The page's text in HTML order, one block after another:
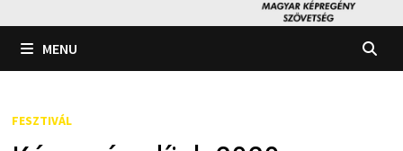
MENU
FESZTIVÁL